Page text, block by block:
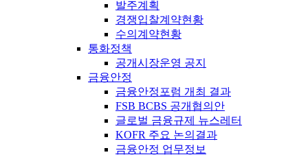
발주계획
경쟁입찰계약현황
수의계약현황
통화정책
공개시장운영 공지
금융안정
금융안정포럼 개최 결과
FSB BCBS 공개협의안
글로벌 금융규제 뉴스레터
KOFR 주요 논의결과
금융안정 업무정보